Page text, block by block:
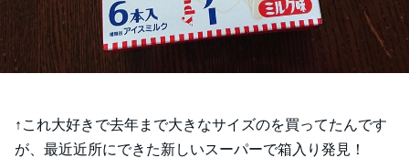
↑これ大好きで去年まで大きなサイズのを買ってたんです
が、最近近所にできた新しいスーパーで箱入り発見！